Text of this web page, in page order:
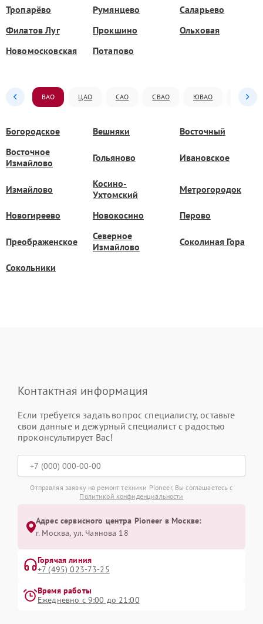
Тропарёво Румянцево
Саларьево
Филатов Луг
Прокшино
Ольховая
Новомосковская
Потапово
ВАО ЦАО САО СВАО ЮВАО ЮАО
Богородское Вешняки
Восточный
Восточное
Измайлово
Гольяново Ивановское
Измайлово
Косино-
Ухтомский
Метрогородок
Новогиреево Новокосино Перово
Преображенское
Северное
Измайлово
Соколиная Гора
Сокольники
Контактная информация
Если требуется задать вопрос специалисту, оставьте
свои данные и дежурный специалист с радостью
проконсультирует Вас!
Отправляя заявку на ремонт техники Pioneer, Вы соглашаетесь с
Политикой конфиденциальности
Адрес сервисного центра Pioneer в Москве:
г. Москва, ул. Чаянова 18
Горячая линия
+7 (495) 023-73-25
Время работы
Ежедневно с 9:00 до 21:00